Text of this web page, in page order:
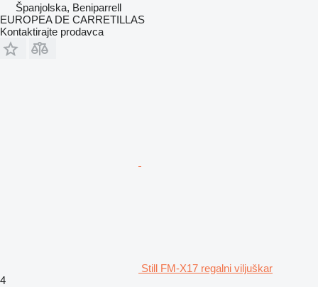
Španjolska, Beniparrell
EUROPEA DE CARRETILLAS
Kontaktirajte prodavca
Still FM-X17 regalni viljuškar
4